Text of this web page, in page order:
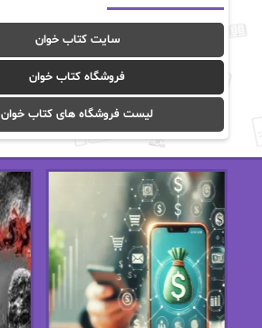
آوا موسوی آیدا (Aixi)
آیدا باقری آیسان صادقی
ا_اصغر زاده ا_اصغرزاده
اریک مورگنشترن از نیلوفر لاری
استفانی مهیر استل مسکم
اسما کافی اصغر زاده
افسانه سماوات اکرم محمدی
ال جی اسمیت الف صاد
سایت کتاب خوان
فروشگاه کتاب خوان
لیست فروشگاه های کتاب خوان